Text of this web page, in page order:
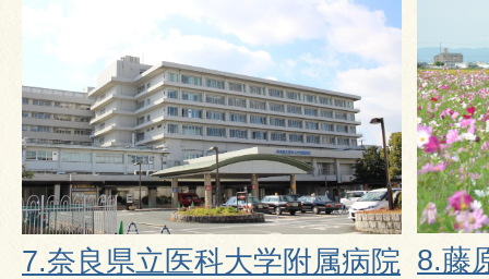
7.奈良県立医科大学附属病院 8.藤